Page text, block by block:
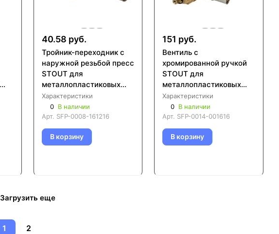
40.58 руб.
Тройник-переходник с
наружной резьбой пресс
STOUT для
металлопластиковых
труб (SFP-0008)
Характеристики
0 В наличии
Арт. SFP-0008-161216
В корзину
151 руб.
Вентиль с
хромированной ручкой
STOUT для
металлопластиковых
труб (SFP-0014)
Характеристики
0 В наличии
Арт. SFP-0014-001616
В корзину
Загрузить еще
1 2